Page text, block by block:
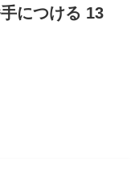
につける 13